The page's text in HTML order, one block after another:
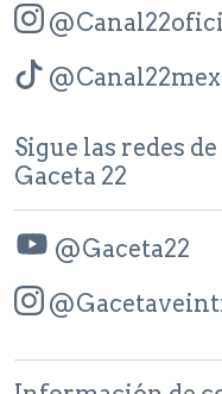
Sigue las redes de
Gaceta 22
@Gaceta22